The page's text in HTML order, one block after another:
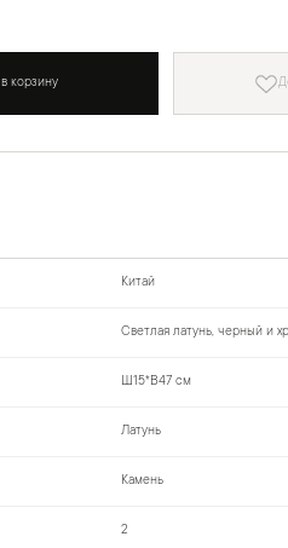
корзину
Китай
Светлая латунь, черный и
Ш15*В47 см
Латунь
Камень
2